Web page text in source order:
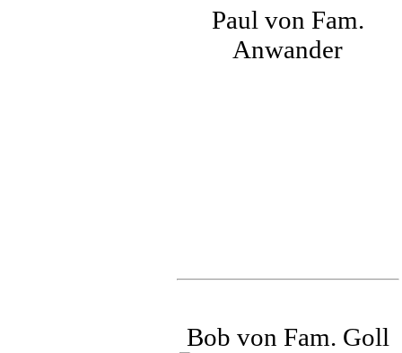
Paul von Fam.
Anwander
Bob von Fam. Goll